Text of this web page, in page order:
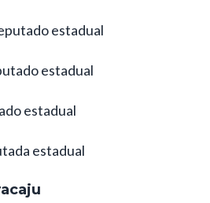
estadual
estadual
estadual
estadual